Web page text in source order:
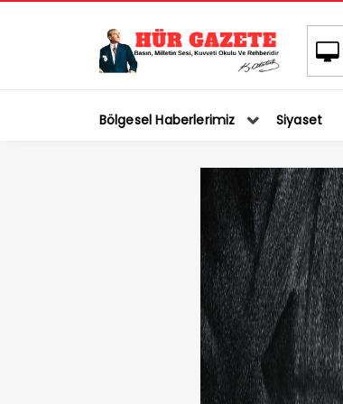
Bölgesel Haberlerimiz Siyaset